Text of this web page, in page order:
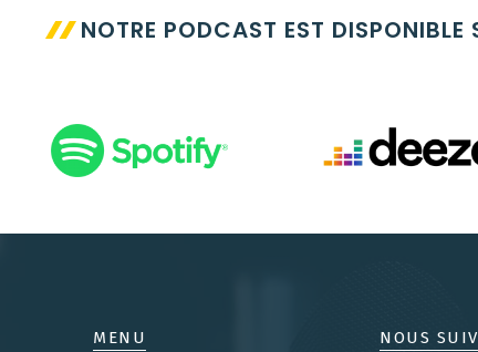
NOTRE PODCAST EST DISPONIBLE
MENU NOUS